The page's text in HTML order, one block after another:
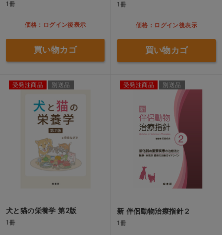
1冊
価格：ログイン後表示
買い物カゴ
1冊
価格：ログイン後表示
買い物カゴ
受発注商品 別送品
犬と猫の栄養学 第2版
1冊
受発注商品 別送品
新 伴侶動物治療指針２
1冊